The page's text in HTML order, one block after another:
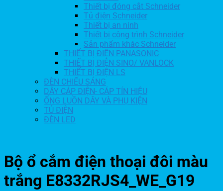
Thiết bị đóng cắt Schneider
Tủ điện Schneider
Thiết bị an ninh
Thiết bị công trình Schneider
Sản phẩm khác Schneider
THIẾT BỊ ĐIỆN PANASONIC
THIẾT BỊ ĐIỆN SINO/ VANLOCK
THIẾT BỊ ĐIỆN LS
ĐÈN CHIẾU SÁNG
DÂY CÁP ĐIỆN- CÁP TÍN HIỆU
ỐNG LUỒN DÂY VÀ PHỤ KIỆN
TỦ ĐIỆN
ĐÈN LED
Bộ ổ cắm điện thoại đôi màu
trắng E8332RJS4_WE_G19